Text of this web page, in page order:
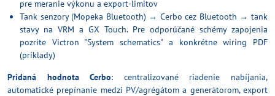
pre meranie výkonu a export-limitov
Tank senzory (Mopeka Bluetooth) → Cerbo cez Bluetooth → tank
stavy na VRM a GX Touch. Pre odporúčané schémy zapojenia
pozrite Victron "System schematics" a konkrétne wiring PDF
(príklady)
Pridaná hodnota Cerbo: centralizované riadenie nabíjania,
automatické prepínanie medzi PV/agrégátom a generátorom, export